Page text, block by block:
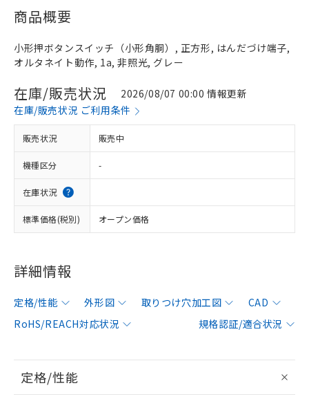
商品概要
小形押ボタンスイッチ（小形角胴）, 正方形, はんだづけ端子,
オルタネイト動作, 1a, 非照光, グレー
在庫/販売状況
2026/08/07 00:00 情報更新
在庫/販売状況 ご利用条件
販売状況 販売中
機種区分 -
在庫状況
標準価格(税別) オープン価格
詳細情報
定格/性能 外形図 取りつけ穴加工図
CAD
RoHS/REACH対応状況
規格認証/適合状況
定格/性能